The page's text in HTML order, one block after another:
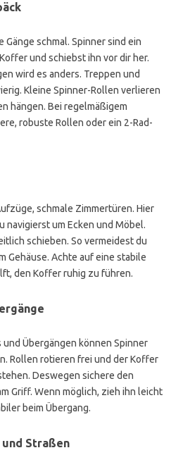
Gänge schmal. Spinner sind ein
und schiebst ihn vor dir her.
wird es anders. Treppen und
Kleine Spinner-Rollen verlieren
hängen. Bei regelmäßigem
robuste Rollen oder ein 2-Rad-
schmale Zimmertüren. Hier
navigierst um Ecken und Möbel.
schieben. So vermeidest du
Gehäuse. Achte auf eine stabile
den Koffer ruhig zu führen.
und Übergängen können Spinner
Rollen rotieren frei und der Koffer
Deswegen sichere den
Griff. Wenn möglich, zieh ihn leicht
beim Übergang.
Straßen